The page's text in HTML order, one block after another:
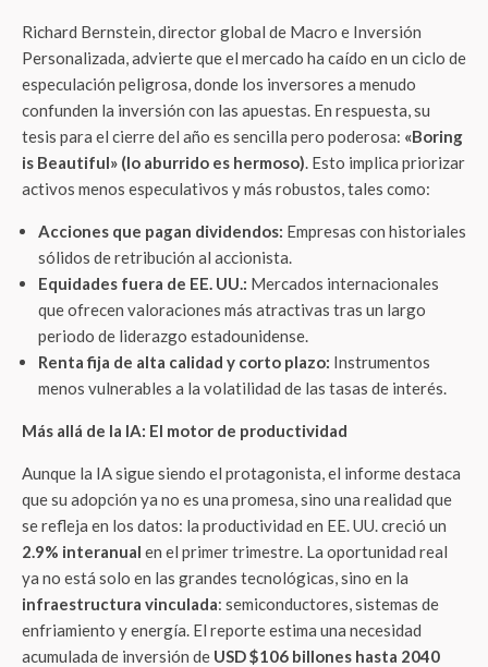
Richard Bernstein, director global de Macro e Inversión
Personalizada, advierte que el mercado ha caído en un ciclo de
especulación peligrosa, donde los inversores a menudo
confunden la inversión con las apuestas. En respuesta, su
tesis para el cierre del año es sencilla pero poderosa: «Boring
is Beautiful» (lo aburrido es hermoso). Esto implica priorizar
activos menos especulativos y más robustos, tales como:
Acciones que pagan dividendos: Empresas con historiales
sólidos de retribución al accionista.
Equidades fuera de EE. UU.: Mercados internacionales
que ofrecen valoraciones más atractivas tras un largo
periodo de liderazgo estadounidense.
Renta fija de alta calidad y corto plazo: Instrumentos
menos vulnerables a la volatilidad de las tasas de interés.
Más allá de la IA: El motor de productividad
Aunque la IA sigue siendo el protagonista, el informe destaca
que su adopción ya no es una promesa, sino una realidad que
se refleja en los datos: la productividad en EE. UU. creció un
2.9% interanual en el primer trimestre. La oportunidad real
ya no está solo en las grandes tecnológicas, sino en la
infraestructura vinculada: semiconductores, sistemas de
enfriamiento y energía. El reporte estima una necesidad
acumulada de inversión de USD $106 billones hasta 2040